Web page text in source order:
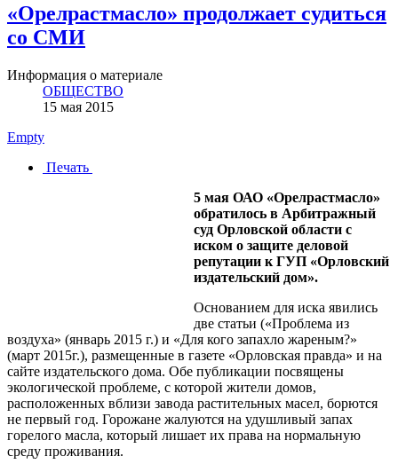
«Орелрастмасло» продолжает судиться
со СМИ
Информация о материале
ОБЩЕСТВО
15 мая 2015
Empty
Печать
5 мая ОАО «Орелрастмасло»
обратилось в Арбитражный
суд Орловской области с
иском о защите деловой
репутации к ГУП «Орловский
издательский дом».
Основанием для иска явились
две статьи («Проблема из
воздуха» (январь 2015 г.) и «Для кого запахло жареным?»
(март 2015г.), размещенные в газете «Орловская правда» и на
сайте издательского дома. Обе публикации посвящены
экологической проблеме, с которой жители домов,
расположенных вблизи завода растительных масел, борются
не первый год. Горожане жалуются на удушливый запах
горелого масла, который лишает их права на нормальную
среду проживания.